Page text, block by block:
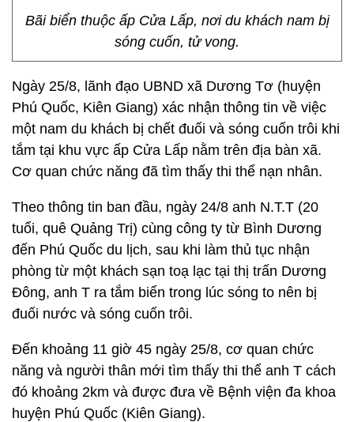
Bãi biển thuộc ấp Cửa Lấp, nơi du khách nam bị
sóng cuốn, tử vong.
Ngày 25/8, lãnh đạo UBND xã Dương Tơ (huyện
Phú Quốc, Kiên Giang) xác nhận thông tin về việc
một nam du khách bị chết đuối và sóng cuốn trôi khi
tắm tại khu vực ấp Cửa Lấp nằm trên địa bàn xã.
Cơ quan chức năng đã tìm thấy thi thể nạn nhân.
Theo thông tin ban đầu, ngày 24/8 anh N.T.T (20
tuổi, quê Quảng Trị) cùng công ty từ Bình Dương
đến Phú Quốc du lịch, sau khi làm thủ tục nhận
phòng từ một khách sạn toạ lạc tại thị trấn Dương
Đông, anh T ra tắm biển trong lúc sóng to nên bị
đuối nước và sóng cuốn trôi.
Đến khoảng 11 giờ 45 ngày 25/8, cơ quan chức
năng và người thân mới tìm thấy thi thể anh T cách
đó khoảng 2km và được đưa về Bệnh viện đa khoa
huyện Phú Quốc (Kiên Giang).